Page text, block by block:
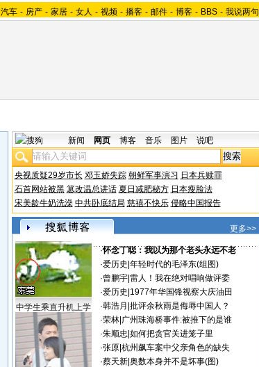
汽车 - 房产 - 家居 - 女人 - 视频 - 播客 - 邮件 - 博客 - BBS - 我说两句
新闻 网页 博客 音乐 图片 说吧
央视质疑29岁市长 邓玉娇失踪 朝鲜军事演习 日本兵赎罪
石首网站被黑 篡改温总讲话 夏日减肥秘方 日本瘦脸法
宋美龄牛奶洗澡 中共卧底结局 慈禧不快乐 侵略中国报告
更多>>
中学生乘直升机上学
·怀念丁聪：我以为那个老头永远不老
·爱历史 年轻时代的毛泽东(组图)
·曾鹏宇| 雷人！我在绝对唱响做评委
·爱历史 1977年华国锋视察大庆油田
·韩浩月 批评余秋雨是侮辱中国人？
·荣林| 广州珠海桥事件:被推下的是谁
·朱顺忠 如何把贪官关进笼子里
·张原| 杭州飙车案中父亲角色的缺失
·蔡天新| 奥数本身并不是坏事(图)